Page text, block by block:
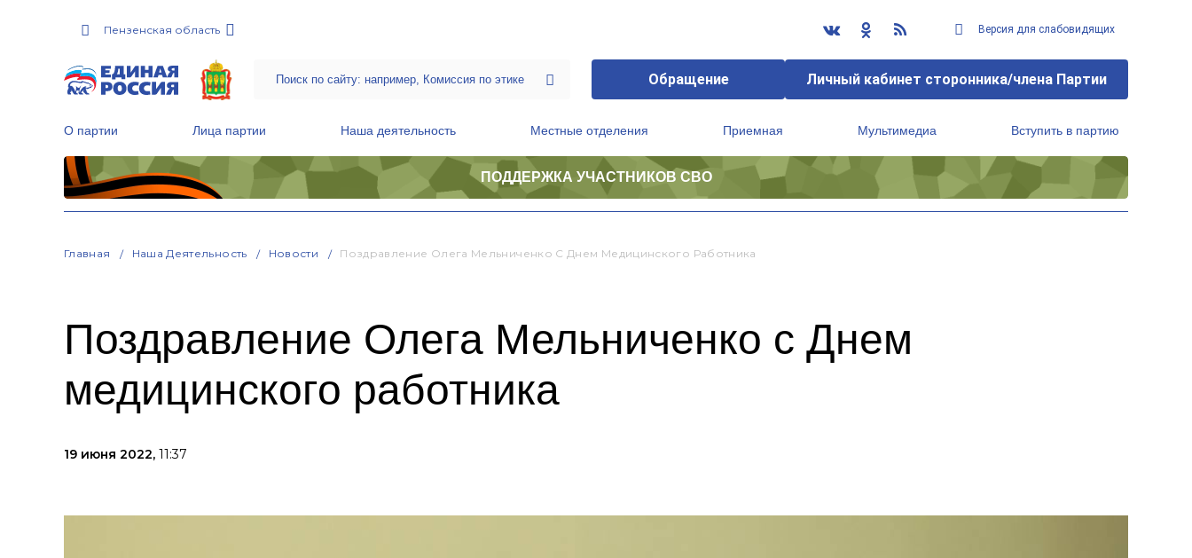
Пензенская область Версия для слабовидящих
Обращение Личный кабинет сторонника/члена Партии
О партии Лица партии Наша деятельность Местные отделения Приемная Мультимедиа Вступить в партию
ПОДДЕРЖКА УЧАСТНИКОВ СВО
Главная Наша Деятельность Новости Поздравление Олега Мельниченко С Днем Медицинского Работника
Поздравление Олега Мельниченко с Днем
медицинского работника
19 июня 2022, 11:37